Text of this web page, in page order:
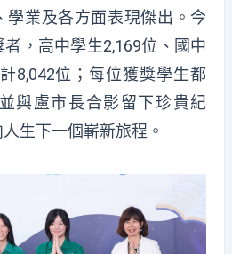
學業及各方面表現傑出。今
，高中學生2,169位、國中
8,042位；每位獲獎學生都
與盧市長合影留下珍貴紀
生下一個嶄新旅程。